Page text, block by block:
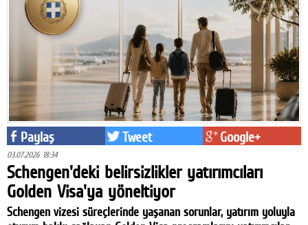
Paylaş Tweet Google+
03.07.2026 18:34
Schengen'deki belirsizlikler yatırımcıları
Golden Visa'ya yöneltiyor
Schengen vizesi süreçlerinde yaşanan sorunlar, yatırım yoluyla